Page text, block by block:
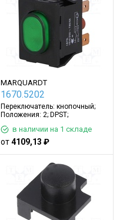
MARQUARDT
1670.5202
Переключатель: кнопочный;
Положения: 2; DPST;
в наличии на 1 складе
от4109,13 ₽